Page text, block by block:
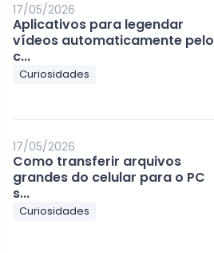
17/05/2026
Aplicativos para legendar
vídeos automaticamente pelo
c...
Curiosidades
17/05/2026
Como transferir arquivos
grandes do celular para o PC
s...
Curiosidades